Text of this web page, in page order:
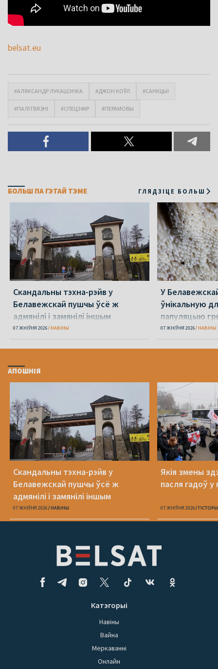
belsat.eu
#АЛЯКСАНДР ЛУКАШЭНКА #ДЖОН КОЎЛ #САНКЦЫІ
#ПАЛІТВЯЗНІ #СПЕЦЭФІР #ПЕРАМОВЫ
БОЛЬШ ПА ГЭТАЙ ТЭМЕ ГЛЯДЗІЦЕ БОЛЬШ
Скандальны тэхна-рэйв у
Белавежскай пушчы ўсё ж
адмянілі і замянілі іншым
07 ЖНІЎНЯ 2026 НАВІНЫ
У
ўнікальную
папуляцыю
07 ЖНІЎНЯ 2026 НАВІНЫ
АПОШНІЯ
Скандальны тэхна-рэйв у
Белавежскай пушчы ўсё ж
адмянілі і замянілі іншым
07 ЖНІЎНЯ 2026 НАВІНЫ
Якія змены
пасля гадоў у
07 ЖНІЎНЯ 2026
Катэгорыі
Навіны
Вайна
Меркаванні
Онлайн